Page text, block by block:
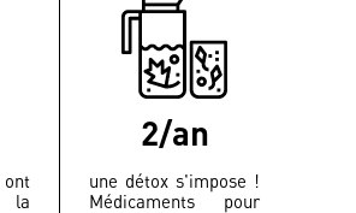
la
2/an
une détox s'impose !
Médicaments pour